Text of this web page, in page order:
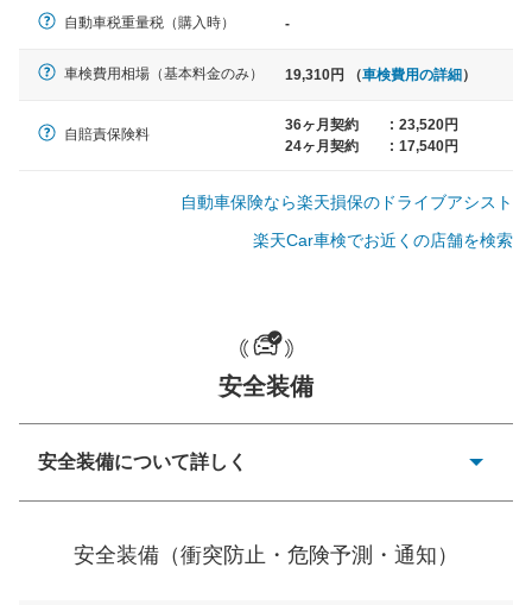
ノア、セレナ、プリウス、カロー
大型車
スター、ハイエースワゴン、デリ
一般的な荷物のサイズの目安
自動車税重量税（購入時） -
車検費用相場（基本料金のみ） 19,310円 （車検費用の詳細）
自賠責保険料
36ヶ月契約 : 23,520円
24ヶ月契約
: 17,540円
自動車保険なら楽天損保のドライブアシスト
楽天Car車検でお近くの店舗を検索
安全装備
安全装備について詳しく
ーキアシスト、ABSなどが装備されています。
安全装備（衝突防止・危険予測・通知）